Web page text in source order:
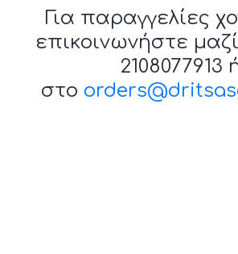
Για παραγγελίες
επικοινωνήστε
2108077913
στο